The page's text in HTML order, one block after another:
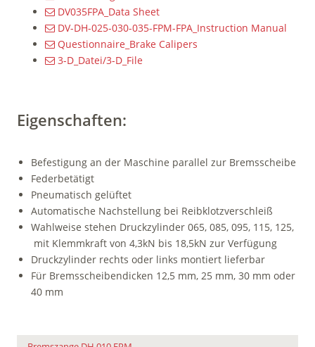
DV035FPA_Data Sheet
DV-DH-025-030-035-FPM-FPA_Instruction Manual
Questionnaire_Brake Calipers
3-D_Datei/3-D_File
Eigenschaften:
Befestigung an der Maschine parallel zur Bremsscheibe
Federbetätigt
Pneumatisch gelüftet
Automatische Nachstellung bei Reibklotzverschleiß
Wahlweise stehen Druckzylinder 065, 085, 095, 115, 125,
mit Klemmkraft von 4,3kN bis 18,5kN zur Verfügung
Druckzylinder rechts oder links montiert lieferbar
Für Bremsscheibendicken 12,5 mm, 25 mm, 30 mm oder
40 mm